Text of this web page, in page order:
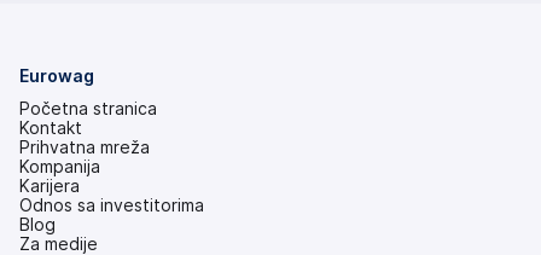
Eurowag
Početna stranica
Kontakt
Prihvatna mreža
Kompanija
Karijera
Odnos sa investitorima
(otvara
se
Blog
Za medije